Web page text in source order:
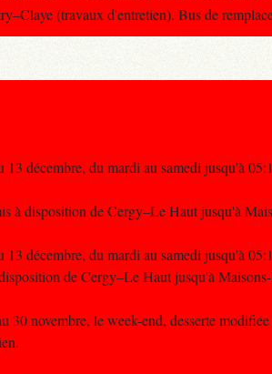
(travaux d'entretien). Bus de
13 décembre, du mardi au samedi jusqu'à
à disposition de Cergy–Le Haut jusqu'à
13 décembre, du mardi au samedi jusqu'à
de Cergy–Le Haut jusqu'à
30 novembre, le week-end, desserte